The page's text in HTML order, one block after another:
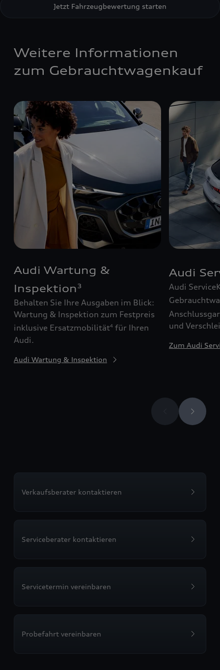
Jetzt Fahrzeugbewertung starten
Weitere Informationen
zum Gebrauchtwagenkauf
Audi Wartung &
Inspektion 3
Behalten Sie Ihre Ausgaben im Blick:
Wartung & Inspektion zum Festpreis
inklusive Ersatzmobilität4 für Ihren
Audi.
Audi Wartung & Inspektion
Audi
Audi
und
Zum Audi
Verkaufsberater kontaktieren
Serviceberater kontaktieren
Servicetermin vereinbaren
Probefahrt vereinbaren